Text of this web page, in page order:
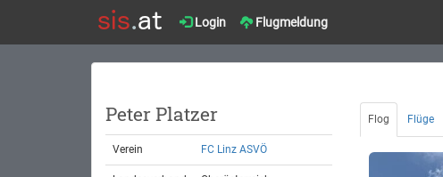
Login Flugmeldung
Peter Platzer
Verein FC Linz ASVÖ
Flog Flüge